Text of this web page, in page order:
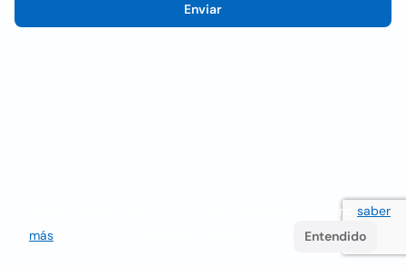
Enviar
Utilizamos cookies para mejorar la experiencia del usuario saber
más
Entendido